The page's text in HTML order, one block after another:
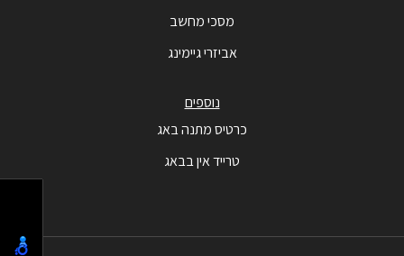
מסכי מחשב
אביזרי גיימינג
נוספים
כרטיס מתנה באג
טרייד אין בבאג